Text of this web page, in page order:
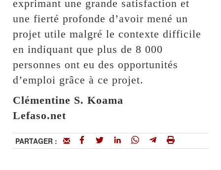
exprimant une grande satisfaction et
une fierté profonde d’avoir mené un
projet utile malgré le contexte difficile
en indiquant que plus de 8 000
personnes ont eu des opportunités
d’emploi grâce à ce projet.
Clémentine S. Koama
Lefaso.net
PARTAGER :